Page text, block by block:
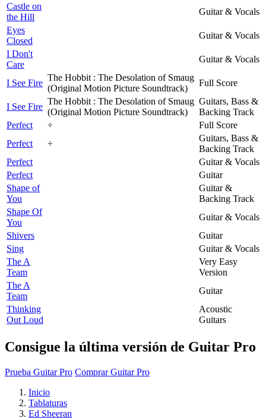
Castle on
the Hill
Guitar & Vocals
Eyes
Closed
Guitar & Vocals
I Don't
Care
Guitar & Vocals
I See Fire
The Hobbit : The Desolation of Smaug
(Original Motion Picture Soundtrack)
Full Score
I See Fire
The Hobbit : The Desolation of Smaug
(Original Motion Picture Soundtrack)
Guitars, Bass &
Backing Track
Perfect
÷
Full Score
Perfect
÷
Guitars, Bass &
Backing Track
Perfect
Guitar & Vocals
Perfect
Guitar
Shape of
You
Guitar &
Backing Track
Shape Of
You
Guitar & Vocals
Shivers
Guitar
Sing
Guitar & Vocals
The A
Team
Very Easy
Version
The A
Team
Guitar
Thinking
Out Loud
Acoustic
Guitars
Consigue la última versión de Guitar Pro
Prueba Guitar Pro Comprar Guitar Pro
Inicio
Tablaturas
Ed Sheeran